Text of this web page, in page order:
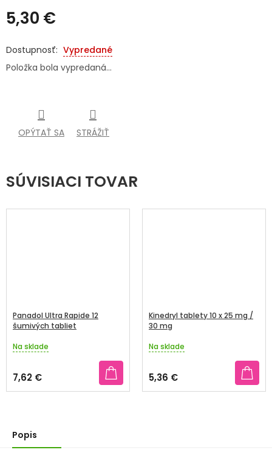
ZNAČKY
5,30 €
cena:
Vypredané
Položka bola vypredaná…
OPÝTAŤ SA STRÁŽIŤ
SÚVISIACI TOVAR
Panadol Ultra Rapide 12
šumivých tabliet
Priemerné
produktu
je
5,0
hviezdičiek.
Na sklade
7,62 €
Kinedryl tablety 10 x 25 mg /
30 mg
Priemerné
produktu
je
5,0
Na sklade
5,36 €
Popis